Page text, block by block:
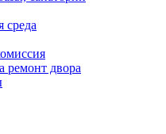
среда
ремонт двора